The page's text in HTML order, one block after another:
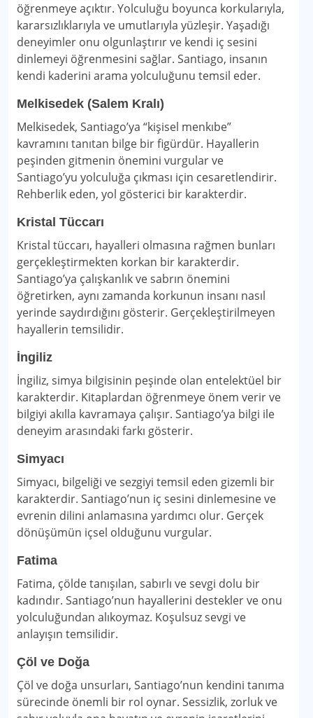
öğrenmeye açıktır. Yolculuğu boyunca korkularıyla,
kararsızlıklarıyla ve umutlarıyla yüzleşir. Yaşadığı
deneyimler onu olgunlaştırır ve kendi iç sesini
dinlemeyi öğrenmesini sağlar. Santiago, insanın
kendi kaderini arama yolculuğunu temsil eder.
Melkisedek (Salem Kralı)
Melkisedek, Santiago’ya “kişisel menkıbe”
kavramını tanıtan bilge bir figürdür. Hayallerin
peşinden gitmenin önemini vurgular ve
Santiago’yu yolculuğa çıkması için cesaretlendirir.
Rehberlik eden, yol gösterici bir karakterdir.
Kristal Tüccarı
Kristal tüccarı, hayalleri olmasına rağmen bunları
gerçekleştirmekten korkan bir karakterdir.
Santiago’ya çalışkanlık ve sabrın önemini
öğretirken, aynı zamanda korkunun insanı nasıl
yerinde saydırdığını gösterir. Gerçekleştirilmeyen
hayallerin temsilidir.
İngiliz
İngiliz, simya bilgisinin peşinde olan entelektüel bir
karakterdir. Kitaplardan öğrenmeye önem verir ve
bilgiyi akılla kavramaya çalışır. Santiago’ya bilgi ile
deneyim arasındaki farkı gösterir.
Simyacı
Simyacı, bilgeliği ve sezgiyi temsil eden gizemli bir
karakterdir. Santiago’nun iç sesini dinlemesine ve
evrenin dilini anlamasına yardımcı olur. Gerçek
dönüşümün içsel olduğunu vurgular.
Fatima
Fatima, çölde tanışılan, sabırlı ve sevgi dolu bir
kadındır. Santiago’nun hayallerini destekler ve onu
yolculuğundan alıkoymaz. Koşulsuz sevgi ve
anlayışın temsilidir.
Çöl ve Doğa
Çöl ve doğa unsurları, Santiago’nun kendini tanıma
sürecinde önemli bir rol oynar. Sessizlik, zorluk ve